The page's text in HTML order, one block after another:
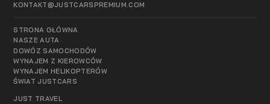
KONTAKT@JUSTCARSPREMIUM.COM
STRONA GŁÓWNA
NASZE AUTA
DOWÓZ SAMOCHODÓW
WYNAJEM Z KIEROWCÓW
WYNAJEM HELIKOPTERÓW
ŚWIAT JUSTCARS
JUST TRAVEL